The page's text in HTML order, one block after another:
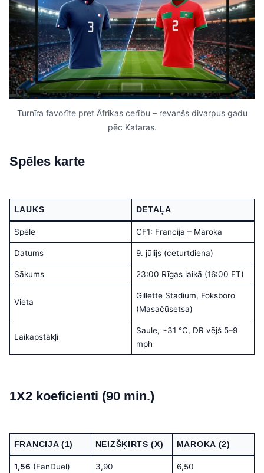
Turnīra favorīte pret Āfrikas cerību – revanšs divarpus gadu
pēc Kataras.
Spēles karte
LAUKS DETAĻA
Spēle CF1: Francija – Maroka
Datums 9. jūlijs (ceturtdiena)
Sākums 23:00 Rīgas laikā (16:00 ET)
Vieta
Gillette Stadium, Foksboro
(Masačūsetsa)
Laikapstākļi
Saule, ~31 °C, DR vējš 5–9
mph
1X2 koeficienti (90 min.)
FRANCIJA (1) NEIZŠĶIRTS (X) MAROKA (2)
1,56 (FanDuel) 3,90 6,50